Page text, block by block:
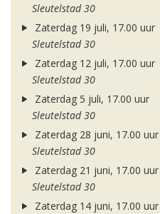
Sleutelstad 30
Zaterdag 19 juli, 17.00 uur
Sleutelstad 30
Zaterdag 12 juli, 17.00 uur
Sleutelstad 30
Zaterdag 5 juli, 17.00 uur
Sleutelstad 30
Zaterdag 28 juni, 17.00 uur
Sleutelstad 30
Zaterdag 21 juni, 17.00 uur
Sleutelstad 30
Zaterdag 14 juni, 17.00 uur